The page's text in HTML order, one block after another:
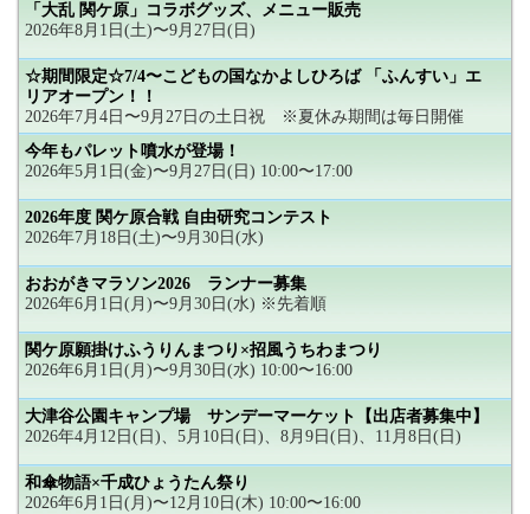
「大乱 関ケ原」コラボグッズ、メニュー販売
2026年8月1日(土)〜9月27日(日)
☆期間限定☆7/4〜こどもの国なかよしひろば 「ふんすい」エ
リアオープン！！
2026年7月4日〜9月27日の土日祝 ※夏休み期間は毎日開催
今年もパレット噴水が登場！
2026年5月1日(金)〜9月27日(日) 10:00〜17:00
2026年度 関ケ原合戦 自由研究コンテスト
2026年7月18日(土)〜9月30日(水)
おおがきマラソン2026 ランナー募集
2026年6月1日(月)〜9月30日(水) ※先着順
関ケ原願掛けふうりんまつり×招風うちわまつり
2026年6月1日(月)〜9月30日(水) 10:00〜16:00
大津谷公園キャンプ場 サンデーマーケット【出店者募集中】
2026年4月12日(日)、5月10日(日)、8月9日(日)、11月8日(日)
和傘物語×千成ひょうたん祭り
2026年6月1日(月)〜12月10日(木) 10:00〜16:00